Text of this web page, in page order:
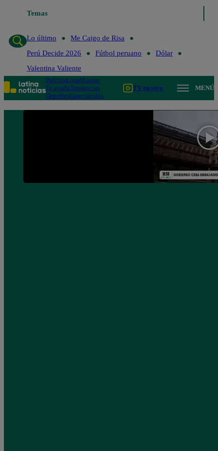
Temas
Lo último
Me Caigo de Risa
Perú Decide 2026
Fútbol peruano
Dólar
Valentina Valiente
PolíticaLimaMundo
Te ayudoTendencias
DeportesEspectáculos
TV en vivo MENÚ